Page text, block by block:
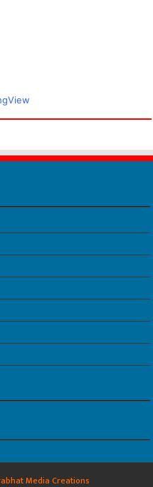
Media Creations